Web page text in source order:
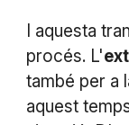
I aquesta
procés. L'
també per a
aquest